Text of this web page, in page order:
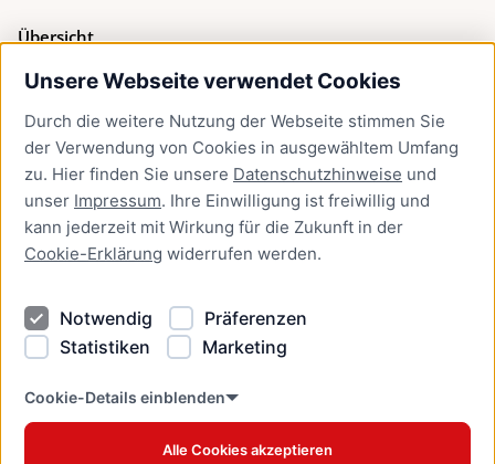
Unsere Webseite verwendet Cookies
Durch die weitere Nutzung der Webseite stimmen Sie
der Verwendung von Cookies in ausgewähltem Umfang
zu. Hier finden Sie unsere Datenschutzhinweise und
unser Impressum. Ihre Einwilligung ist freiwillig und
kann jederzeit mit Wirkung für die Zukunft in der
Cookie-Erklärung widerrufen werden.
Notwendig
Präferenzen
Statistiken
Marketing
Cookie-Details einblenden
Alle Cookies akzeptieren
Übersicht
Bürgerservice
Presse
Newsletter Lübeck:kompakt
Kontakt
Kontakt
Datenschutzhinweise
Barrierefreiheit
Cookie Erklärung